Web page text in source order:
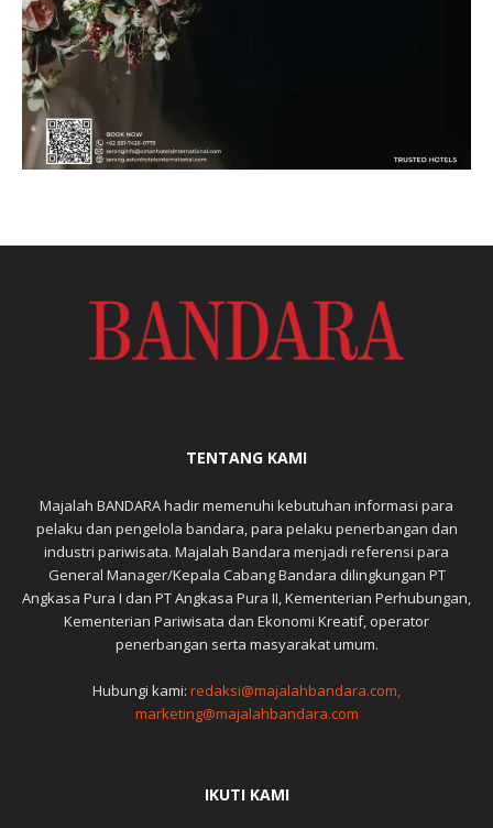
TENTANG KAMI
Majalah BANDARA hadir memenuhi kebutuhan informasi para
pelaku dan pengelola bandara, para pelaku penerbangan dan
industri pariwisata. Majalah Bandara menjadi referensi para
General Manager/Kepala Cabang Bandara dilingkungan PT
Angkasa Pura I dan PT Angkasa Pura II, Kementerian Perhubungan,
Kementerian Pariwisata dan Ekonomi Kreatif, operator
penerbangan serta masyarakat umum.
Hubungi kami: redaksi@majalahbandara.com,
marketing@majalahbandara.com
IKUTI KAMI